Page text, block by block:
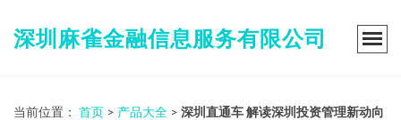
深圳麻雀金融信息服务有限公司
当前位置： 首页 > 产品大全 > 深圳直通车 解读深圳投资管理新动向